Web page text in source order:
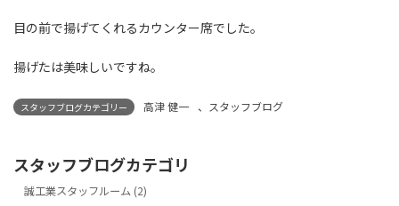
目の前で揚げてくれるカウンター席でした。
揚げたは美味しいですね。
スタッフブログカテゴリー 高津 健一 、 スタッフブログ
スタッフブログカテゴリ
誠工業スタッフルーム (2)